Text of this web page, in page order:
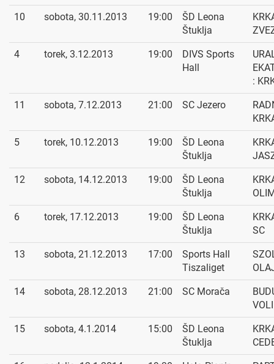
10 sobota, 30.11.2013 19:00
ŠD Leona
Štuklja
4 torek, 3.12.2013 19:00
DIVS Sports
Hall
:
11 sobota, 7.12.2013 21:00 SC Jezero
5 torek, 10.12.2013 19:00
ŠD Leona
Štuklja
12 sobota, 14.12.2013 19:00
ŠD Leona
Štuklja
6 torek, 17.12.2013 19:00
ŠD Leona
Štuklja
SC
13 sobota, 21.12.2013 17:00
Sports Hall
Tiszaliget
14 sobota, 28.12.2013 21:00 SC Morača
15 sobota, 4.1.2014 15:00
ŠD Leona
Štuklja